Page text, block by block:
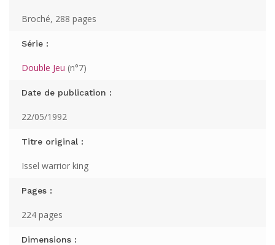
Broché, 288 pages
Série :
Double Jeu (n°7)
Date de publication :
22/05/1992
Titre original :
Issel warrior king
Pages :
224 pages
Dimensions :